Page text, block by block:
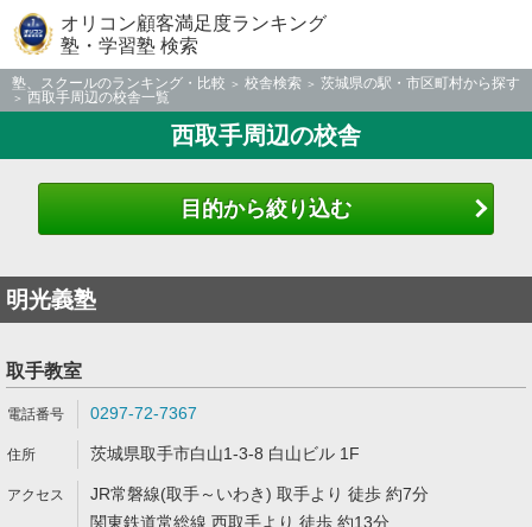
オリコン顧客満足度ランキング
塾・学習塾 検索
塾、スクールのランキング・比較 校舎検索
茨城県の駅・市区町村から探す
西取手周辺の校舎一覧
西取手周辺の校舎
目的から絞り込む
明光義塾
取手教室
0297-72-7367
茨城県取手市白山1-3-8 白山ビル 1F
JR常磐線(取手～いわき) 取手より 徒歩 約7分
関東鉄道常総線 西取手より 徒歩 約13分